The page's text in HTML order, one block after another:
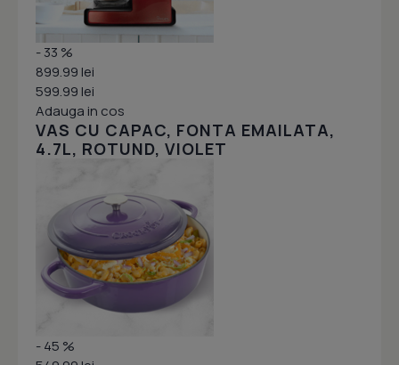
- 33 %
899.99 lei
599.99 lei
Adauga in cos
VAS CU CAPAC, FONTA EMAILATA,
4.7L, ROTUND, VIOLET
- 45 %